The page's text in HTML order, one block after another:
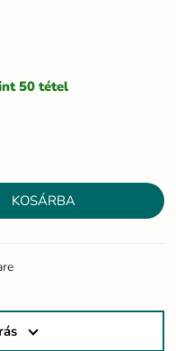
50 tétel